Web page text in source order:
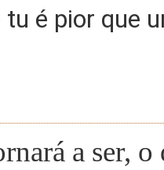
tu é pior que
a ser,